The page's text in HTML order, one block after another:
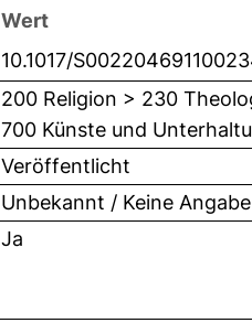
Wert
10.1017/
200 Religion > 230
700 Künste und
Veröffentlicht
Unbekannt / Keine Angabe
Ja